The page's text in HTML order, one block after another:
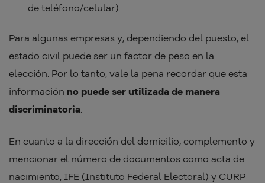
de teléfono/celular).
Para algunas empresas y, dependiendo del puesto, el
estado civil puede ser un factor de peso en la
elección. Por lo tanto, vale la pena recordar que esta
información no puede ser utilizada de manera
discriminatoria
En cuanto a la dirección del domicilio, complemento y
mencionar el número de documentos como acta de
nacimiento, IFE (Instituto Federal Electoral) y CURP